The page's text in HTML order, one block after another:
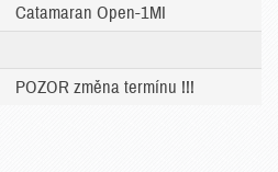
Catamaran Open-1MI
POZOR změna termínu !!!